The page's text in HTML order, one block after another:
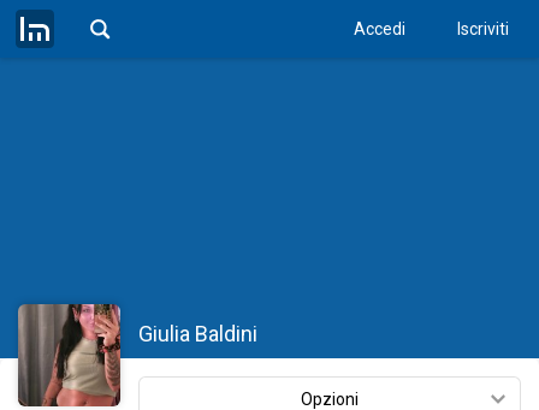
Accedi Iscriviti
Giulia Baldini
Opzioni